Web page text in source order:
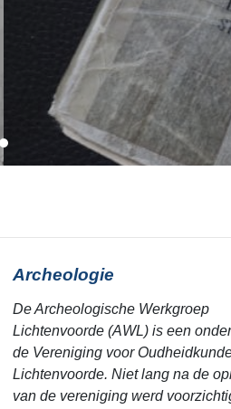
Archeologie
De Archeologische Werkgroep
Lichtenvoorde (AWL) is een
de Vereniging voor
Lichtenvoorde. Niet lang na de
van de vereniging werd